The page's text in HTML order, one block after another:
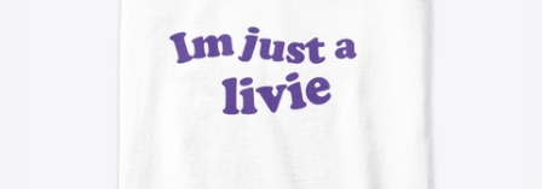
Vendez partout
Vendre n'importe quoi